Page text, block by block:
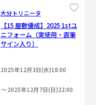
大分トリニータ
【15 屋敷優成】2025 1stユ
ニフォーム（実使用・直筆
サイン入り）
2025年12月3日(水)18:00
2025年12月7日(日)22:00